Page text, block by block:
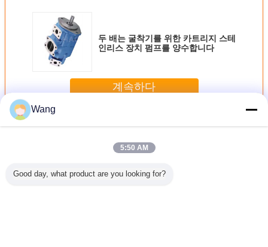
두 배는 굴착기를 위한 카트리지 스테
인리스 장치 펌프를 양수합니다
계속하다
더 많은 것
Wang
5:50 AM
Good day, what product are you looking for?